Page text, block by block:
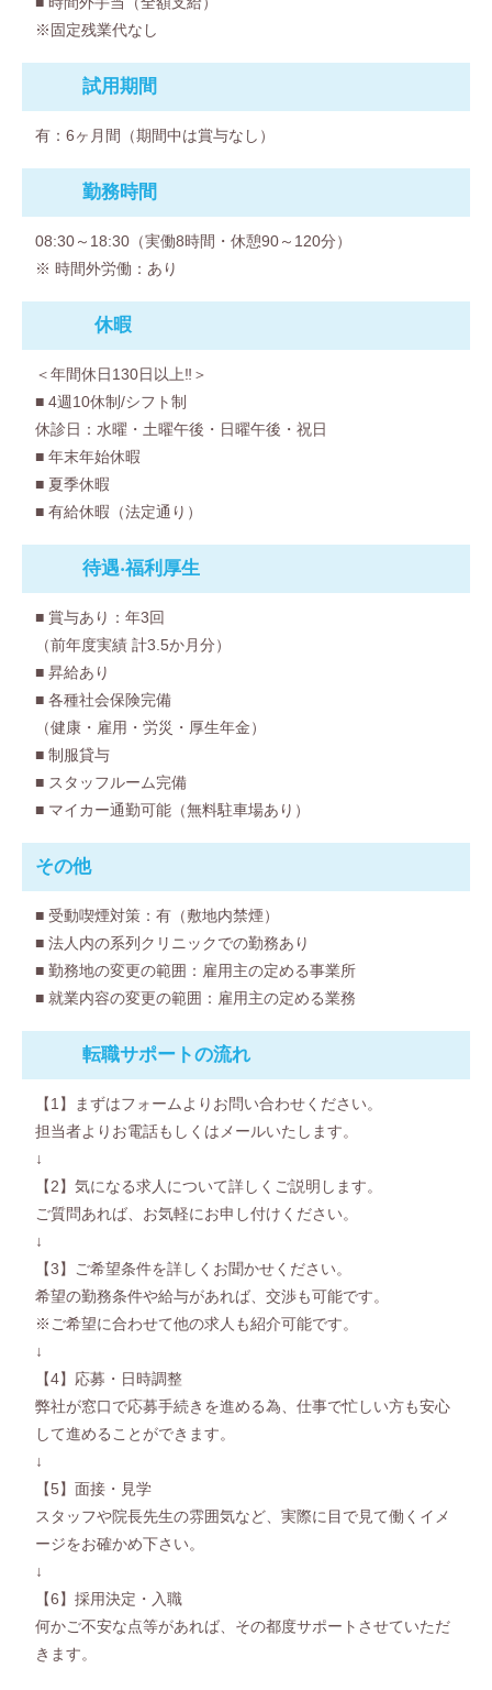
※固定残業代なし
試用期間
有：6ヶ月間（期間中は賞与なし）
勤務時間
08:30～18:30（実働8時間・休憩90～120分）
※ 時間外労働：あり
休暇
＜年間休日130日以上‼＞
■ 4週10休制/シフト制
休診日：水曜・土曜午後・日曜午後・祝日
■ 年末年始休暇
■ 夏季休暇
■ 有給休暇（法定通り）
待遇‧福利厚⽣
■ 賞与あり：年3回
（前年度実績 計3.5か月分）
■ 昇給あり
■ 各種社会保険完備
（健康・雇用・労災・厚生年金）
■ 制服貸与
■ スタッフルーム完備
■ マイカー通勤可能（無料駐車場あり）
その他
■ 受動喫煙対策：有（敷地内禁煙）
■ 法人内の系列クリニックでの勤務あり
■ 勤務地の変更の範囲：雇用主の定める事業所
■ 就業内容の変更の範囲：雇用主の定める業務
転職サポートの流れ
【1】まずはフォームよりお問い合わせください。
担当者よりお電話もしくはメールいたします。
↓
【2】気になる求人について詳しくご説明します。
ご質問あれば、お気軽にお申し付けください。
↓
【3】ご希望条件を詳しくお聞かせください。
希望の勤務条件や給与があれば、交渉も可能です。
※ご希望に合わせて他の求人も紹介可能です。
↓
【4】応募・日時調整
弊社が窓口で応募手続きを進める為、仕事で忙しい方も安心
して進めることができます。
↓
【5】面接・見学
スタッフや院長先生の雰囲気など、実際に目で見て働くイメ
ージをお確かめ下さい。
↓
【6】採用決定・入職
何かご不安な点等があれば、その都度サポートさせていただ
きます。